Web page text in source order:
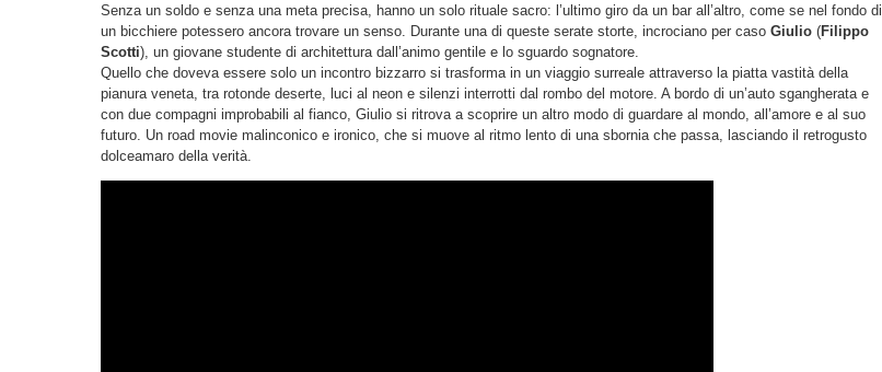
Senza un soldo e senza una meta precisa, hanno un solo rituale sacro: l’ultimo giro da un bar all’altro, come se nel fondo di
un bicchiere potessero ancora trovare un senso. Durante una di queste serate storte, incrociano per caso Giulio (Filippo
Scotti), un giovane studente di architettura dall’animo gentile e lo sguardo sognatore.
Quello che doveva essere solo un incontro bizzarro si trasforma in un viaggio surreale attraverso la piatta vastità della
pianura veneta, tra rotonde deserte, luci al neon e silenzi interrotti dal rombo del motore. A bordo di un’auto sgangherata e
con due compagni improbabili al fianco, Giulio si ritrova a scoprire un altro modo di guardare al mondo, all’amore e al suo
futuro. Un road movie malinconico e ironico, che si muove al ritmo lento di una sbornia che passa, lasciando il retrogusto
dolceamaro della verità.